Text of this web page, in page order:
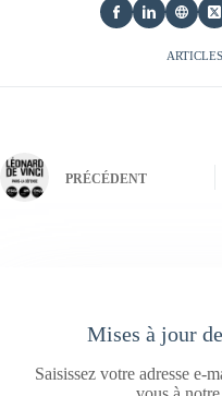
PRÉCÉDENT
Mises à jour
Saisissez votre adresse e-